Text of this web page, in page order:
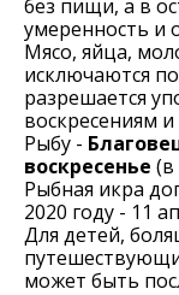
без пищи, а в
умеренность и
Мясо, яйца,
исключаются
разрешается
воскресениям
Рыбу -
воскресенье (в
Рыбная икра
2020 году - 11
Для детей,
может быть